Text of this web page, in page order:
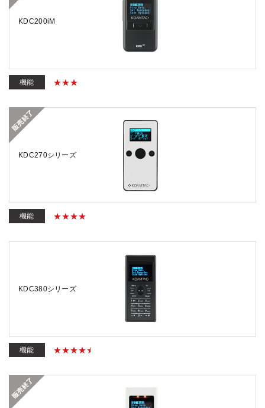
KDC200iM
機能
KDC270シリーズ
機能
KDC380シリーズ
機能